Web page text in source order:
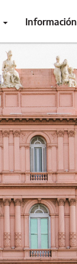
Información